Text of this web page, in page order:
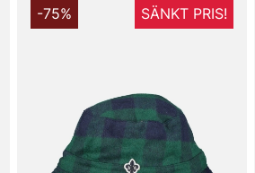
-75% SÄNKT PRIS!